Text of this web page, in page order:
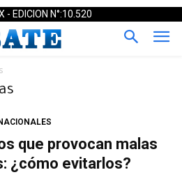
- EDICION N°:10.520
que provocan malas
¿cómo evitarlos?